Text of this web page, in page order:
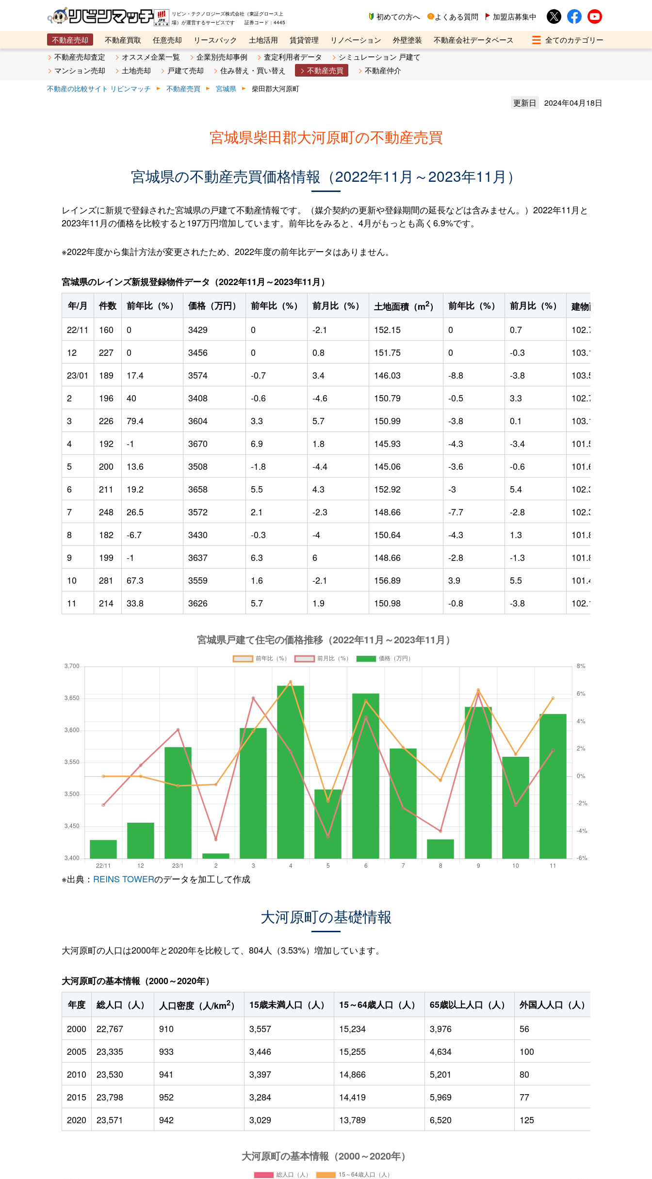
リビン・テクノロジーズ株式会社（東証グロース上
場）が運営するサービスです 証券コード：4445
初めての方へ よくある質問 加盟店募集中
不動産売却 不動産買取 任意売却 リースバック 土地活用 賃貸管理 リノベーション 外壁塗装
不動産会社データベース
メタ住宅展示場
ベスト不動産カンパニー オンライン講座 リビンマガジンBiz 不動産売却ご相談デスク
不動産売却査定 オススメ企業一覧 企業別売却事例 査定利用者データ
シミュレーション 戸建て
マンション売却
土地売却 戸建て売却 住み替え・買い替え 不動産売買 不動産仲介
不動産の比較サイト リビンマッチ 不動産売買 宮城県 柴田郡大河原町
更新日 2024年04月18日
宮城県柴田郡大河原町の不動産売買
宮城県の不動産売買価格情報（2022年11月～2023年11月）
レインズに新規で登録された宮城県の戸建て不動産情報です。（媒介契約の更新や登録期間の延長などは含みません。）2022年11月と
2023年11月の価格を比較すると197万円増加しています。前年比をみると、4月がもっとも高く6.9%です。
※2022年度から集計方法が変更されたため、2022年度の前年比データはありません。
宮城県のレインズ新規登録物件データ（2022年11月～2023年11月）
年/月
件数 前年比（%） 価格（万円） 前年比（%） 前月比（%） 土地面積（m2） 前年比（%） 前月比（%） 建物面積（m
22/11
160 0 3429 0 -2.1 152.15 0 0.7 102.7
12
227 0 3456 0 0.8 151.75 0 -0.3 103.12
23/01
189 17.4 3574 -0.7 3.4 146.03 -8.8 -3.8 103.57
2
196 40 3408 -0.6 -4.6 150.79 -0.5 3.3 102.73
3
226 79.4 3604 3.3 5.7 150.99 -3.8 0.1 103.13
4
192 -1 3670 6.9 1.8 145.93 -4.3 -3.4 101.59
5
200 13.6 3508 -1.8 -4.4 145.06 -3.6 -0.6 101.61
6
211 19.2 3658 5.5 4.3 152.92 -3 5.4 102.39
7
248 26.5 3572 2.1 -2.3 148.66 -7.7 -2.8 102.39
8
182 -6.7 3430 -0.3 -4 150.64 -4.3 1.3 101.83
9
199 -1 3637 6.3 6 148.66 -2.8 -1.3 101.85
10
281 67.3 3559 1.6 -2.1 156.89 3.9 5.5 101.46
11
214 33.8 3626 5.7 1.9 150.98 -0.8 -3.8 102.12
※出典： REINS TOWERのデータを加工して作成
大河原町の基礎情報
大河原町の人口は2000年と2020年を比較して、804人（3.53%）増加しています。
大河原町の基本情報（2000～2020年）
年度
総人口（人） 人口密度（人/km2） 15歳未満人口（人） 15～64歳人口（人） 65歳以上人口（人） 外国人人口（人）
2000
22,767 910 3,557 15,234 3,976 56
2005
23,335 933 3,446 15,255 4,634 100
2010
23,530 941 3,397 14,866 5,201 80
2015
23,798 952 3,284 14,419 5,969 77
2020
23,571 942 3,029 13,789 6,520 125